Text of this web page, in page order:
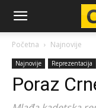
CG-
Fudbal
Početna Najnovije
Najnovije Reprezentacija
Poraz